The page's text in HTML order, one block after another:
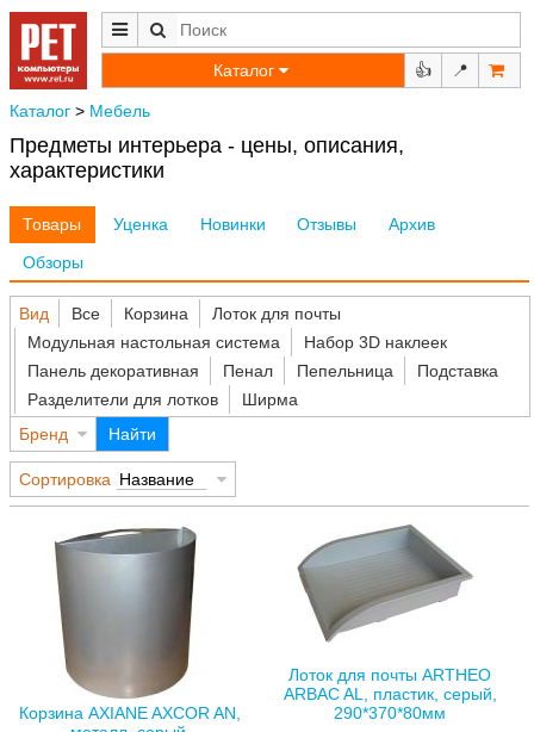
Каталог 👍 📍
Каталог > Мебель
Предметы интерьера - цены, описания,
характеристики
Товары Уценка Новинки Отзывы
Архив
Обзоры
Вид Все Корзина
Лоток для почты
Модульная настольная система
Набор 3D наклеек
Панель декоративная
Пенал Пепельница
Подставка
Разделители для лотков
Ширма
Бренд
Найти
Сортировка Название
Корзина AXIANE AXCOR AN,
Лоток для почты ARTHEO
ARBAC AL, пластик, серый,
290*370*80мм